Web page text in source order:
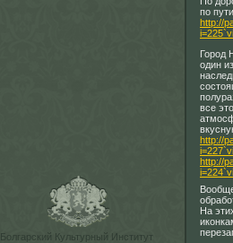
Болгарский Культурный Институт
по
http://
Город
один
все
http://
http://
На